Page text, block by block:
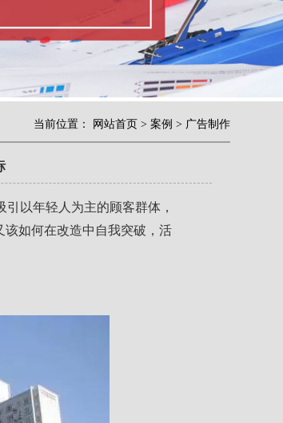
当前位置： 网站首页 > 案例 > 广告制作
以年轻人为主的顾客群体，
如何在改造中自我突破， 活